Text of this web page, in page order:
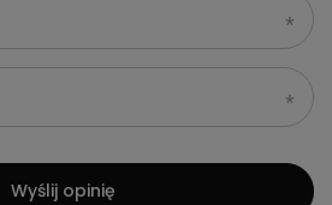
Wyślij opinię